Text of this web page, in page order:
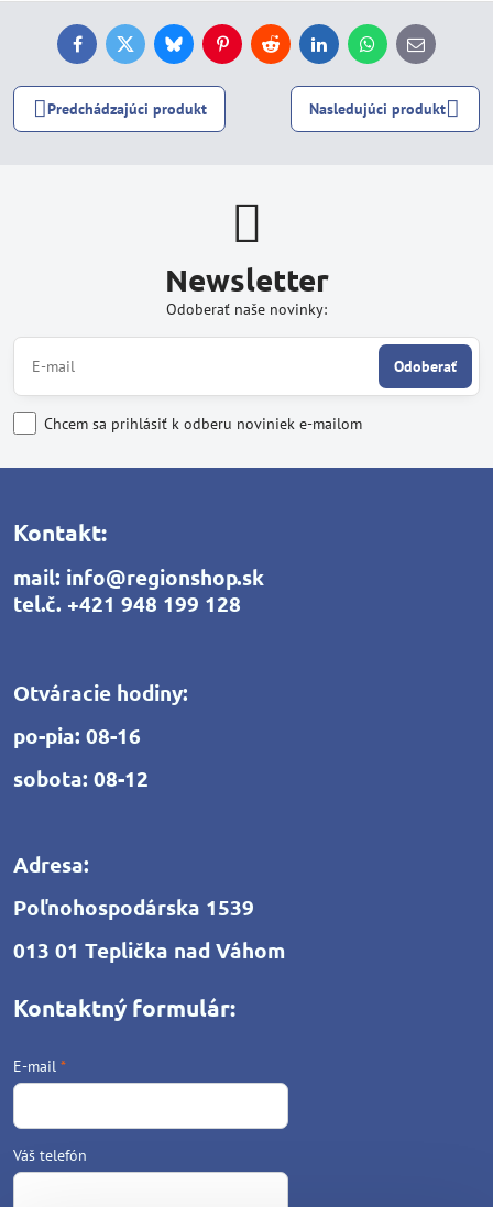
FacebookTwitterBlueskyPinterestReddit LinkedInWhatsApp
E-
mail
Predchádzajúci produkt Nasledujúci produkt
Newsletter
Odoberať naše novinky:
Odoberať
Chcem sa prihlásiť k odberu noviniek e-mailom
Kontakt:
mail: info@regionshop.sk
tel.č. +421 948 199 128
Otváracie hodiny:
po-pia: 08-16
sobota: 08-12
Adresa:
Poľnohospodárska 1539
013 01 Teplička nad Váhom
Kontaktný formulár:
E-mail *
Váš telefón